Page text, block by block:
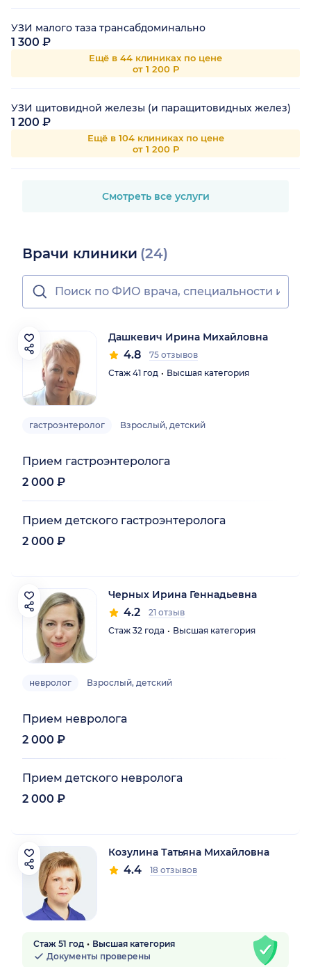
УЗИ малого таза трансабдоминально
1 300 ₽
Ещё в 44 клиниках по цене
от 1 200 Р
УЗИ щитовидной железы (и паращитовидных желез)
1 200 ₽
Ещё в 104 клиниках по цене
от 1 200 Р
Смотреть все услуги
Врачи клиники (24)
Дашкевич Ирина Михайловна
4.8
75 отзывов
Стаж 41 год
Высшая категория
гастроэнтеролог Взрослый, детский
Прием гастроэнтеролога
2 000 ₽
Прием детского гастроэнтеролога
2 000 ₽
Черных Ирина Геннадьевна
4.2
21 отзыв
Стаж 32 года
Высшая категория
невролог Взрослый, детский
Прием невролога
2 000 ₽
Прием детского невролога
2 000 ₽
Козулина Татьяна Михайловна
4.4 18 отзывов
Стаж 51 год
Высшая категория
Документы проверены